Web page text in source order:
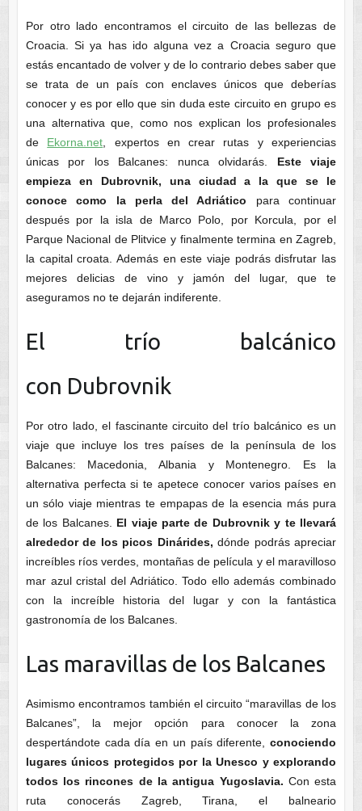
Por otro lado encontramos el circuito de las bellezas de
Croacia. Si ya has ido alguna vez a Croacia seguro que
estás encantado de volver y de lo contrario debes saber que
se trata de un país con enclaves únicos que deberías
conocer y es por ello que sin duda este circuito en grupo es
una alternativa que, como nos explican los profesionales
de Ekorna.net, expertos en crear rutas y experiencias
únicas por los Balcanes: nunca olvidarás. Este viaje
empieza en Dubrovnik, una ciudad a la que se le
conoce como la perla del Adriático para continuar
después por la isla de Marco Polo, por Korcula, por el
Parque Nacional de Plitvice y finalmente termina en Zagreb,
la capital croata. Además en este viaje podrás disfrutar las
mejores delicias de vino y jamón del lugar, que te
aseguramos no te dejarán indiferente.
El trío balcánico
con Dubrovnik
Por otro lado, el fascinante circuito del trío balcánico es un
viaje que incluye los tres países de la península de los
Balcanes: Macedonia, Albania y Montenegro. Es la
alternativa perfecta si te apetece conocer varios países en
un sólo viaje mientras te empapas de la esencia más pura
de los Balcanes. El viaje parte de Dubrovnik y te llevará
alrededor de los picos Dinárides, dónde podrás apreciar
increíbles ríos verdes, montañas de película y el maravilloso
mar azul cristal del Adriático. Todo ello además combinado
con la increíble historia del lugar y con la fantástica
gastronomía de los Balcanes.
Las maravillas de los Balcanes
Asimismo encontramos también el circuito “maravillas de los
Balcanes”, la mejor opción para conocer la zona
despertándote cada día en un país diferente,conociendo
lugares únicos protegidos por la Unesco y explorando
todos los rincones de la antigua Yugoslavia. Con esta
ruta conocerás Zagreb, Tirana, el balneario